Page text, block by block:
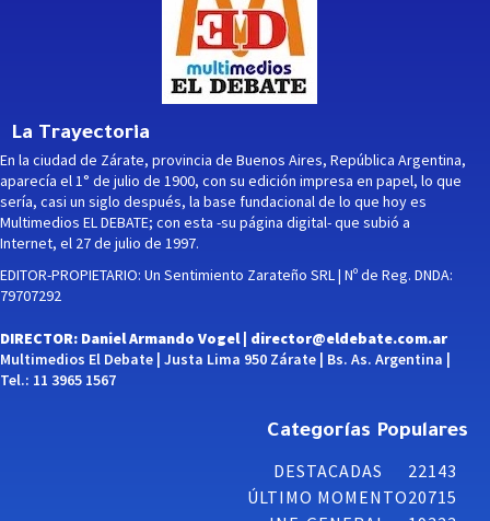
La Trayectoria
En la ciudad de Zárate, provincia de Buenos Aires, República Argentina,
aparecía el 1° de julio de 1900, con su edición impresa en papel, lo que
sería, casi un siglo después, la base fundacional de lo que hoy es
Multimedios EL DEBATE; con esta -su página digital- que subió a
Internet, el 27 de julio de 1997.
EDITOR-PROPIETARIO: Un Sentimiento Zarateño SRL | Nº de Reg. DNDA:
79707292
DIRECTOR: Daniel Armando Vogel | director@eldebate.com.ar
Multimedios El Debate | Justa Lima 950 Zárate | Bs. As. Argentina |
Tel.: 11 3965 1567
Categorías Populares
DESTACADAS
22143
ÚLTIMO MOMENTO20715